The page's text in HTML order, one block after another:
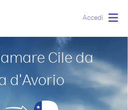
Accedi
Cile da
d′Avorio